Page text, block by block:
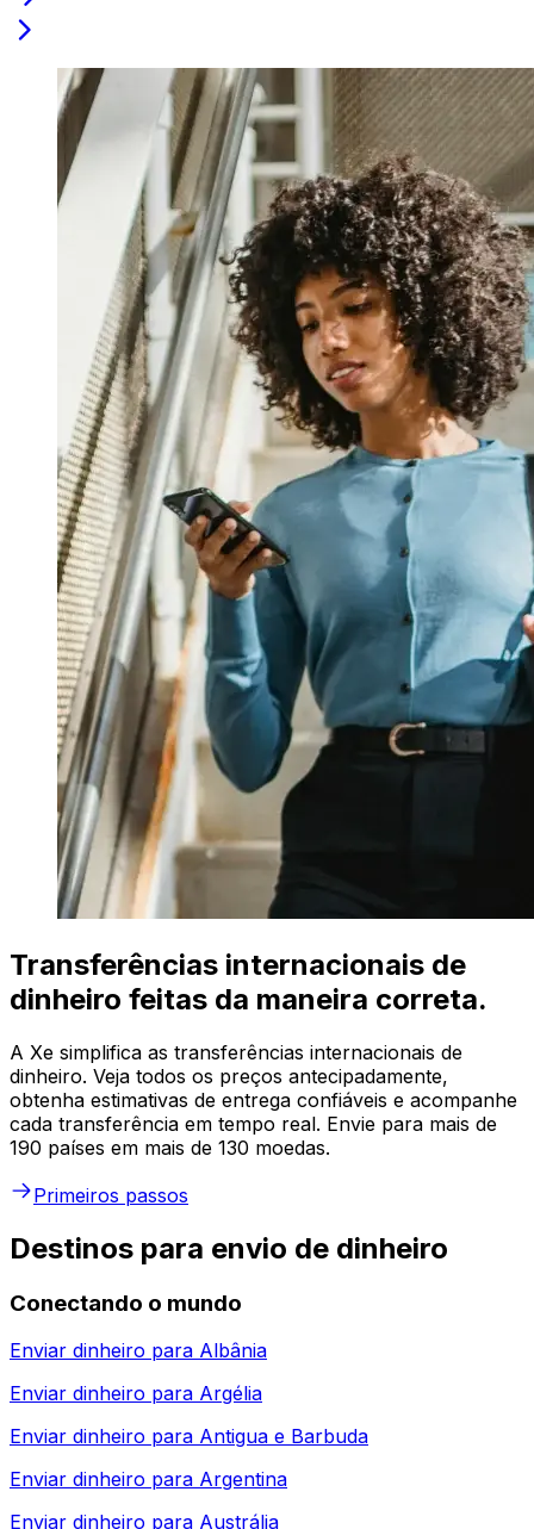
Transferências internacionais de
dinheiro feitas da maneira correta.
A Xe simplifica as transferências internacionais de
dinheiro. Veja todos os preços antecipadamente,
obtenha estimativas de entrega confiáveis e acompanhe
cada transferência em tempo real. Envie para mais de
190 países em mais de 130 moedas.
Primeiros passos
Destinos para envio de dinheiro
Conectando o mundo
Enviar dinheiro para Albânia
Enviar dinheiro para Argélia
Enviar dinheiro para Antigua e Barbuda
Enviar dinheiro para Argentina
Enviar dinheiro para Austrália